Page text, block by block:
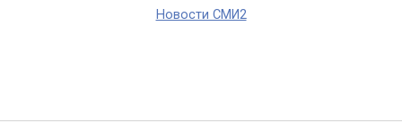
Новости СМИ2